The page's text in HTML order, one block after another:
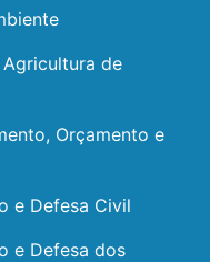
de
Orçamento e
e Defesa Civil
e Defesa dos